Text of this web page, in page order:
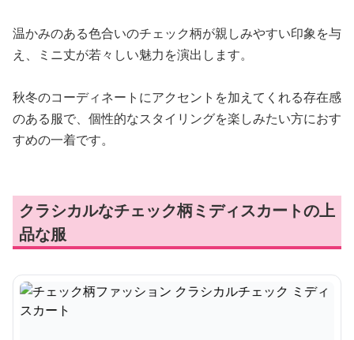
温かみのある色合いのチェック柄が親しみやすい印象を与
え、ミニ丈が若々しい魅力を演出します。
秋冬のコーディネートにアクセントを加えてくれる存在感
のある服で、個性的なスタイリングを楽しみたい方におす
すめの一着です。
クラシカルなチェック柄ミディスカートの上
品な服